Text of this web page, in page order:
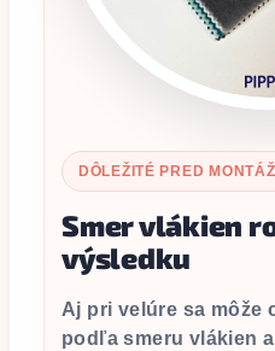
DÔLEŽITÉ PRED
Smer vlákien
výsledku
Aj pri velúre sa môže
podľa smeru vlákien